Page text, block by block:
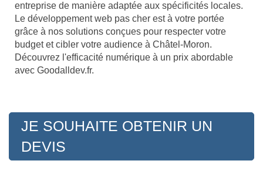
entreprise de manière adaptée aux spécificités locales.
Le développement web pas cher est à votre portée
grâce à nos solutions conçues pour respecter votre
budget et cibler votre audience à Châtel-Moron.
Découvrez l'efficacité numérique à un prix abordable
avec Goodalldev.fr.
JE SOUHAITE OBTENIR UN
DEVIS